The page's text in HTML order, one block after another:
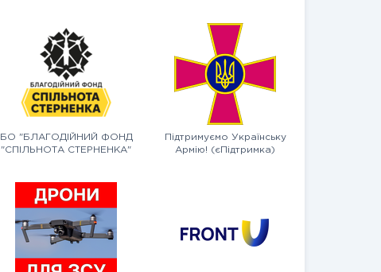
БО "БЛАГОДІЙНИЙ ФОНД
"СПІЛЬНОТА СТЕРНЕНКА"
Підтримуємо Українську
Армію! (єПідтримка)